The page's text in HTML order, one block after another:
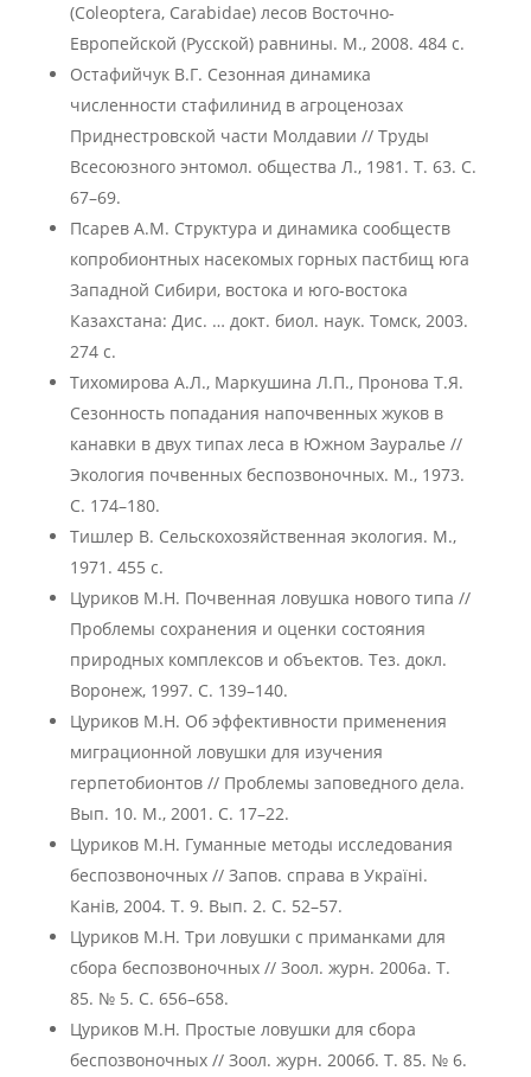
(Coleoptera, Carabidae) лесов Восточно-
Европейской (Русской) равнины. М., 2008. 484 с.
Остафийчук В.Г. Сезонная динамика
численности стафилинид в агроценозах
Приднестровской части Молдавии // Труды
Всесоюзного энтомол. общества Л., 1981. Т. 63. С.
67–69.
Псарев А.М. Структура и динамика сообществ
копробионтных насекомых горных пастбищ юга
Западной Сибири, востока и юго-востока
Казахстана: Дис. … докт. биол. наук. Томск, 2003.
274 c.
Тихомирова А.Л., Маркушина Л.П., Пронова Т.Я.
Сезонность попадания напочвенных жуков в
канавки в двух типах леса в Южном Зауралье //
Экология почвенных беспозвоночных. М., 1973.
С. 174–180.
Тишлер В. Сельскохозяйственная экология. М.,
1971. 455 с.
Цуриков М.Н. Почвенная ловушка нового типа //
Проблемы сохранения и оценки состояния
природных комплексов и объектов. Тез. докл.
Воронеж, 1997. С. 139–140.
Цуриков М.Н. Об эффективности применения
миграционной ловушки для изучения
герпетобионтов // Проблемы заповедного дела.
Вып. 10. М., 2001. С. 17–22.
Цуриков М.Н. Гуманные методы исследования
беспозвоночных // Запов. справа в Украïнi.
Канiв, 2004. Т. 9. Вып. 2. С. 52–57.
Цуриков М.Н. Три ловушки с приманками для
сбора беспозвоночных // Зоол. журн. 2006а. Т.
85. № 5. С. 656–658.
Цуриков М.Н. Простые ловушки для сбора
беспозвоночных // Зоол. журн. 2006б. Т. 85. № 6.